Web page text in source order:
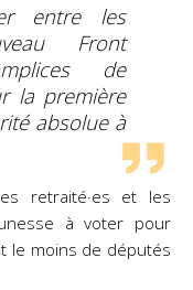
entre les
Front
de
la première
absolue à
retraité·es et les
à voter pour
le moins de députés